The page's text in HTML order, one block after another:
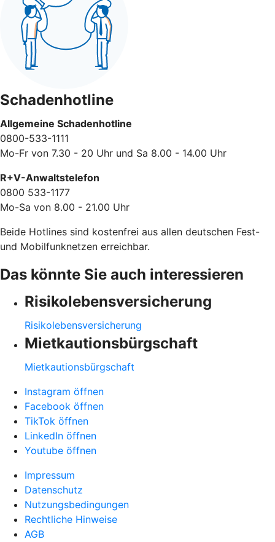
Schadenhotline
Allgemeine Schadenhotline
0800-533-1111
Mo-Fr von 7.30 - 20 Uhr und Sa 8.00 - 14.00 Uhr
R+V-Anwaltstelefon
0800 533-1177
Mo-Sa von 8.00 - 21.00 Uhr
Beide Hotlines sind kostenfrei aus allen deutschen Fest-
und Mobilfunknetzen erreichbar.
Das könnte Sie auch interessieren
Risikolebensversicherung
Risikolebensversicherung
Mietkautionsbürgschaft
Mietkautionsbürgschaft
Instagram öffnen
Facebook öffnen
TikTok öffnen
LinkedIn öffnen
Youtube öffnen
Impressum
Datenschutz
Nutzungsbedingungen
Rechtliche Hinweise
AGB